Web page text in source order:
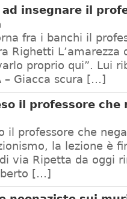
ad insegnare il
fra i banchi il
Righetti L’amarezza
proprio qui”. Lui
– Giacca scura […]
il professore che
il professore che
la lezione è
via Ripetta da oggi
[…]